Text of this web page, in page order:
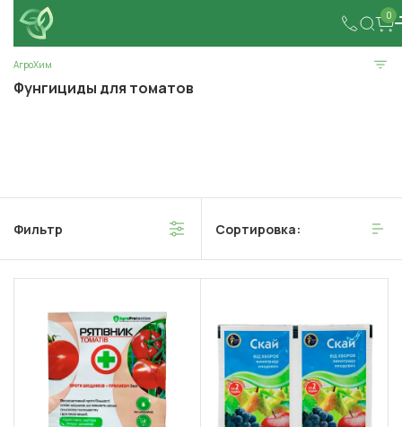
0
АгроХим
Фунгициды для томатов
Фильтр Сортировка: